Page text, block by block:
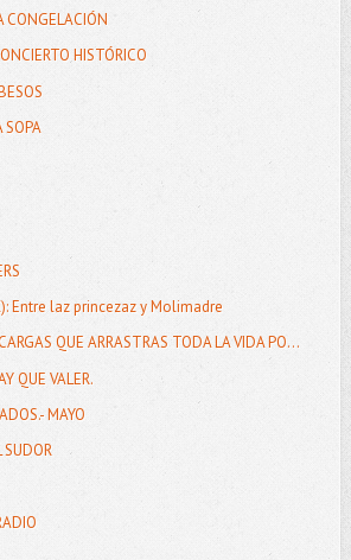
CONGELACIÓN
HISTÓRICO
SOPA
Entre laz princezaz y Molimadre
QUE ARRASTRAS TODA LA VIDA PO...
QUE VALER.
MAYO
SUDOR